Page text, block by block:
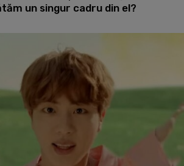
un singur cadru din el?